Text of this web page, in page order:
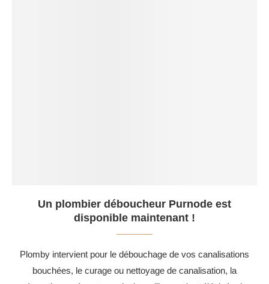
Un plombier déboucheur Purnode est
disponible maintenant !
Plomby intervient pour le débouchage de vos canalisations
bouchées, le curage ou nettoyage de canalisation, la